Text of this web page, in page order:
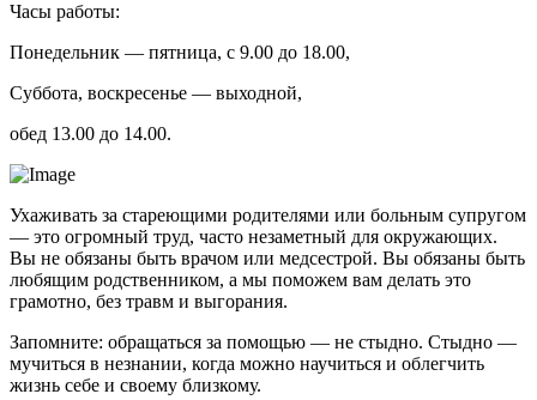
Часы работы:
Понедельник — пятница, с 9.00 до 18.00,
Суббота, воскресенье — выходной,
обед 13.00 до 14.00.
Ухаживать за стареющими родителями или больным супругом
— это огромный труд, часто незаметный для окружающих.
Вы не обязаны быть врачом или медсестрой. Вы обязаны быть
любящим родственником, а мы поможем вам делать это
грамотно, без травм и выгорания.
Запомните: обращаться за помощью — не стыдно. Стыдно —
мучиться в незнании, когда можно научиться и облегчить
жизнь себе и своему близкому.